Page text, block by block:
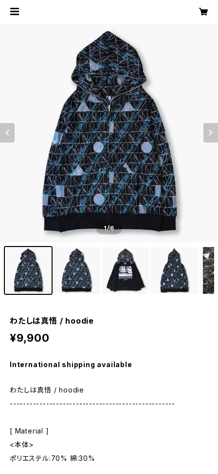
1/6
わたしは真悟 / hoodie
¥9,900
International shipping available
わたしは真悟 / hoodie
--------------------------------------------------
[ Material ]
<本体>
ポリエステル:70% 綿:30%